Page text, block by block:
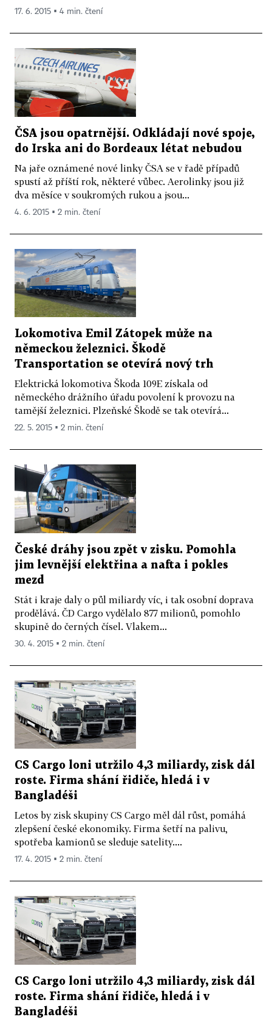
17. 6. 2015 ▪ 4 min. čtení
ČSA jsou opatrnější. Odkládají nové spoje,
do Irska ani do Bordeaux létat nebudou
Na jaře oznámené nové linky ČSA se v řadě případů
spustí až příští rok, některé vůbec. Aerolinky jsou již
dva měsíce v soukromých rukou a jsou...
4. 6. 2015 ▪ 2 min. čtení
Lokomotiva Emil Zátopek může na
německou železnici. Škodě
Transportation se otevírá nový trh
Elektrická lokomotiva Škoda 109E získala od
německého drážního úřadu povolení k provozu na
tamější železnici. Plzeňské Škodě se tak otevírá...
22. 5. 2015 ▪ 2 min. čtení
České dráhy jsou zpět v zisku. Pomohla
jim levnější elektřina a nafta i pokles
mezd
Stát i kraje daly o půl miliardy víc, i tak osobní doprava
prodělává. ČD Cargo vydělalo 877 milionů, pomohlo
skupině do černých čísel. Vlakem...
30. 4. 2015 ▪ 2 min. čtení
CS Cargo loni utržilo 4,3 miliardy, zisk dál
roste. Firma shání řidiče, hledá i v
Bangladéši
Letos by zisk skupiny CS Cargo měl dál růst, pomáhá
zlepšení české ekonomiky. Firma šetří na palivu,
spotřeba kamionů se sleduje satelity....
17. 4. 2015 ▪ 2 min. čtení
CS Cargo loni utržilo 4,3 miliardy, zisk dál
roste. Firma shání řidiče, hledá i v
Bangladéši